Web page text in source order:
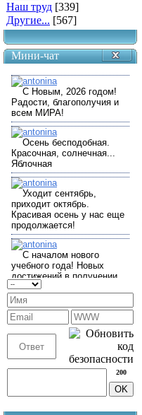
Наш труд [339]
Другие... [567]
Мини-чат
200